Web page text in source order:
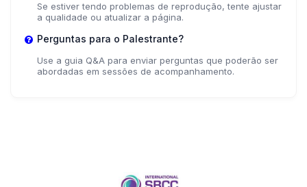
Se estiver tendo problemas de reprodução, tente ajustar
a qualidade ou atualizar a página.
Perguntas para o Palestrante?
Use a guia Q&A para enviar perguntas que poderão ser
abordadas em sessões de acompanhamento.